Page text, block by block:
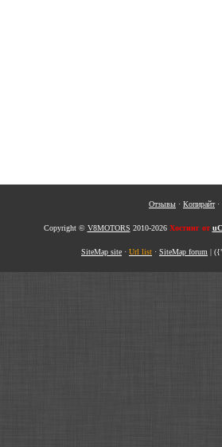
Отзывы · Копирайт·
Copyright © V8MOTORS 2010-2026 Хостинг от
SiteMap site · Url list · SiteMap forum |